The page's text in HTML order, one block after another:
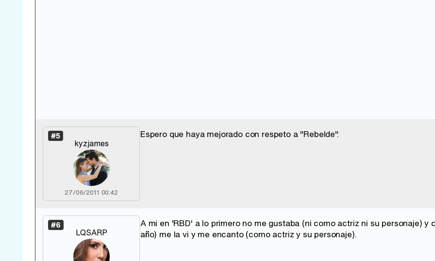
#5
kyzjames
27/06/2011 00:42
Espero que haya mejorado con respeto a "Rebelde".
#6
LQSARP
A mi en 'RBD' a lo primero no me gustaba (ni como actriz ni su personaje) y
año) me la vi y me encanto (como actriz y su personaje).